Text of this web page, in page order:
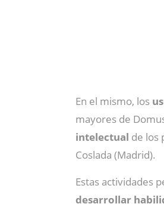
En el mismo, los
mayores de
intelectual de los
Coslada (Madrid).
Estas actividades
desarrollar